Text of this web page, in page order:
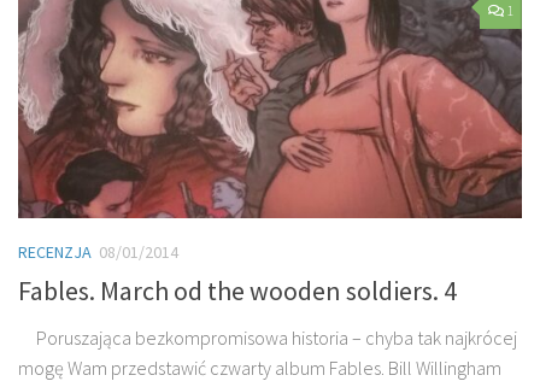
1
RECENZJA 08/01/2014
Fables. March od the wooden soldiers. 4
Poruszająca bezkompromisowa historia – chyba tak najkrócej
mogę Wam przedstawić czwarty album Fables. Bill Willingham